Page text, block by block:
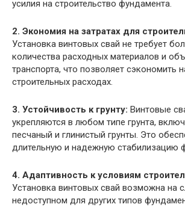
усилия на строительство фундамента.
2. Экономия на затратах для
Установка винтовых свай не требует
количества расходных материалов и
транспорта, что позволяет сэкономить
строительных расходах.
3. Устойчивость к грунту: Винтовые
укрепляются в любом типе грунта,
песчаный и глинистый грунты. Это
длительную и надежную стабилизацию
4. Адаптивность к условиям
Установка винтовых свай возможна на
недоступном для других типов